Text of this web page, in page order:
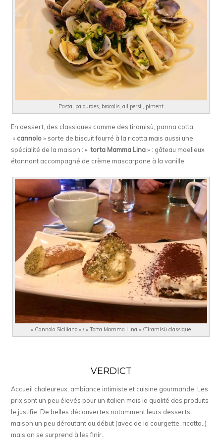
Pasta, palourdes, brocolis, ail persil, piment
En dessert, des classiques comme des tiramisù, panna cotta,
« cannolo» sorte de biscuit fourré à la ricotta mais aussi une
spécialité de la maison : « torta Mamma Lina» : gâteau moelleux
étonnant accompagné de crème mascarpone à la vanille.
« Cannolo Siciliano » / « Torta Mamma Lina » /Tiramisù classique
VERDICT
Accueil chaleureux, ambiance intimiste et cuisine gourmande. Les
prix sont un peu élevés pour un italien mais la qualité des produits
le justifie. De belles découvertes notamment leurs desserts
maison un peu déroutant au début (avec de la courgette, ricotta..)
mais on se surprend à les finir..